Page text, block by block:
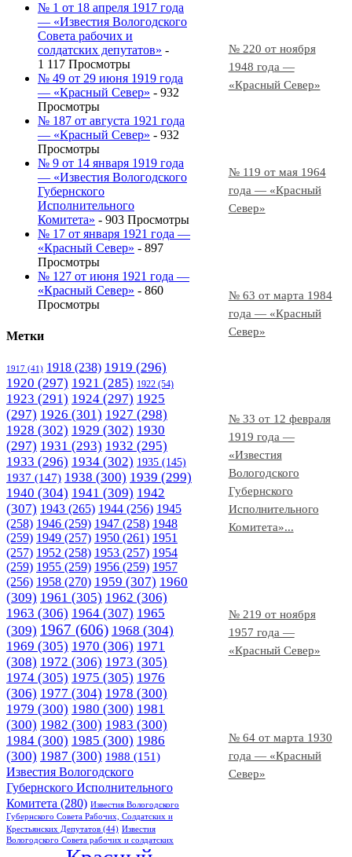
№ 220 от ноября
1948 года —
«Красный Север»
№ 119 от мая 1964
года — «Красный
Север»
№ 63 от марта 1984
года — «Красный
Север»
№ 33 от 12 февраля
1919 года —
«Известия
Вологодского
Губернского
Исполнительного
Комитета»...
№ 219 от ноября
1957 года —
«Красный Север»
№ 64 от марта 1930
года — «Красный
Север»
№ 1 от 18 апреля 1917 года
— «Известия Вологодского
Совета рабочих и
солдатских депутатов» -
1 117 Просмотры
№ 49 от 29 июня 1919 года
— «Красный Север» - 932
Просмотры
№ 187 от августа 1921 года
— «Красный Север» - 932
Просмотры
№ 9 от 14 января 1919 года
— «Известия Вологодского
Губернского
Исполнительного
Комитета» - 903 Просмотры
№ 17 от января 1921 года —
«Красный Север» - 897
Просмотры
№ 127 от июня 1921 года —
«Красный Север» - 860
Просмотры
Метки
1917 (41) 1918 (238) 1919 (296)
1920 (297) 1921 (285) 1922 (54)
1923 (291) 1924 (297) 1925
(297) 1926 (301) 1927 (298)
1928 (302) 1929 (302) 1930
(297) 1931 (293) 1932 (295)
1933 (296) 1934 (302) 1935 (145)
1937 (147) 1938 (300) 1939 (299)
1940 (304) 1941 (309) 1942
(307) 1943 (265) 1944 (256) 1945
(258) 1946 (259) 1947 (258) 1948
(259) 1949 (257) 1950 (261) 1951
(257) 1952 (258) 1953 (257) 1954
(259) 1955 (259) 1956 (259) 1957
(256) 1958 (270) 1959 (307) 1960
(309) 1961 (305) 1962 (306)
1963 (306) 1964 (307) 1965
(309) 1967 (606) 1968 (304)
1969 (305) 1970 (306) 1971
(308) 1972 (306) 1973 (305)
1974 (305) 1975 (305) 1976
(306) 1977 (304) 1978 (300)
1979 (300) 1980 (300) 1981
(300) 1982 (300) 1983 (300)
1984 (300) 1985 (300) 1986
(300) 1987 (300) 1988 (151)
Известия Вологодского
Губернского Исполнительного
Комитета (280) Известия Вологодского
Губернского Совета Рабочих, Солдатских и
Крестьянских Депутатов (44) Известия
Вологодского Совета рабочих и солдатских